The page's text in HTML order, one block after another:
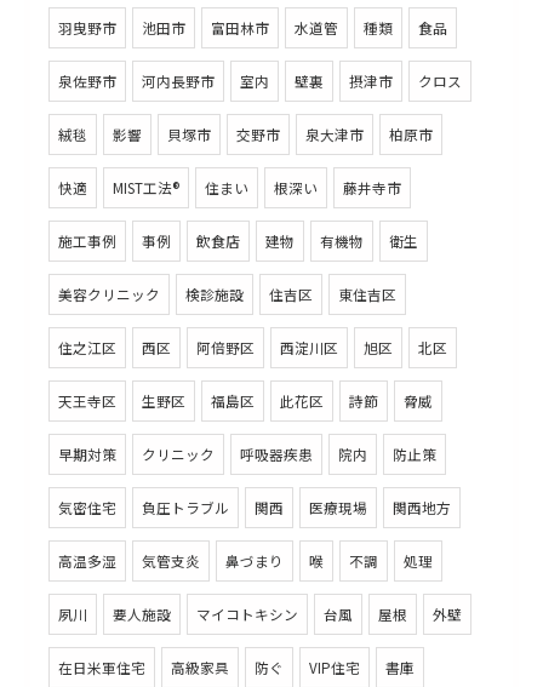
羽曳野市 池田市 富田林市 水道管 種類 食品
泉佐野市 河内長野市 室内 壁裏 摂津市 クロス
絨毯 影響 貝塚市 交野市 泉大津市 柏原市
快適 MIST工法® 住まい 根深い 藤井寺市
施工事例 事例 飲食店 建物 有機物 衛生
美容クリニック 検診施設 住吉区 東住吉区
住之江区 西区 阿倍野区 西淀川区 旭区 北区
天王寺区 生野区 福島区 此花区 詩節 脅威
早期対策 クリニック 呼吸器疾患 院内 防止策
気密住宅 負圧トラブル 関西 医療現場 関西地方
高温多湿 気管支炎 鼻づまり 喉 不調 処理
夙川 要人施設 マイコトキシン 台風 屋根 外壁
在日米軍住宅 高級家具 防ぐ VIP住宅 書庫